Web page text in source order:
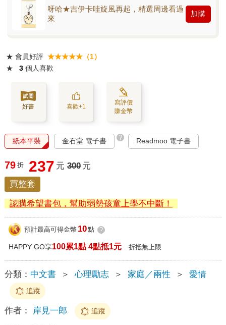
呀哈★吉伊卡哇旋風再起，精選周邊看過
來
加購
★ 會員好評 ★★★★★（1）
★
3 個人喜歡
好書 喜歡+1
寫評價
賺金幣
紙本平裝 金石堂 電子書 ? Readmoo 電子書
79 折 237 元 300 元
買整套
認購希望書包，幫助弱勢孩童上學不中斷！
預計最高可得金幣 10點 ?
HAPPY GO享100累1點 4點抵1元 折抵無上限
分類： 中文書 ＞ 心理勵志 ＞ 家庭／兩性 ＞ 愛情
追蹤
作者： 岸見一郎 追蹤